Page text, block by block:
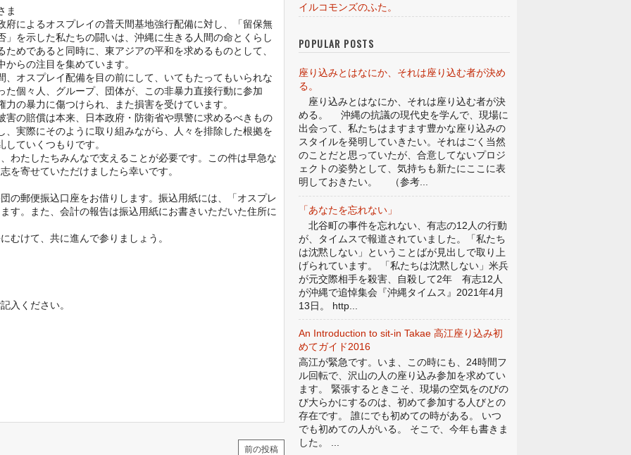
ま
府によるオスプレイの普天間基地強行配備に対し、「留保無
」を示した私たちの闘いは、沖縄に生きる人間の命とくらし
ためであると同時に、東アジアの平和を求めるものとして、
からの注目を集めています。
、オスプレイ配備を目の前にして、いてもたってもいられな
た個々人、グループ、団体が、この非暴力直接行動に参加
力の暴力に傷つけられ、また損害を受けています。
害の賠償は本来、日本政府・防衛省や県警に求めるべきもの
、実際にそのように取り組みながら、人々を排除した根拠を
していくつもりです。
わたしたちみんなで支えることが必要です。この件は早急な
を寄せていただけましたら幸いです。
の郵便振込口座をお借りします。振込用紙には、「オスプレ
す。また、会計の報告は振込用紙にお書きいただいた住所に
むけて、共に進んで参りましょう。
入ください。
前の投稿
イルコモンズのふた。
POPULAR POSTS
座り込みとはなにか、それは座り込む者が決め
る。
座り込みとはなにか、それは座り込む者が決
める。 沖縄の抗議の現代史を学んで、現場に
出会って、私たちはますます豊かな座り込みの
スタイルを発明していきたい。それはごく当然
のことだと思っていたが、合意してないプロジ
ェクトの姿勢として、気持ちも新たにここに表
明しておきたい。 （参考...
「あなたを忘れない」
北谷町の事件を忘れない、有志の12人の行動
が、タイムスで報道されていました。「私たち
は沈黙しない」ということばが見出しで取り上
げられています。 「私たちは沈黙しない」米兵
が元交際相手を殺害、自殺して2年 有志12人
が沖縄で追悼集会『沖縄タイムス』2021年4月
13日。 http...
An Introduction to sit-in Takae 高江座り込み初
めてガイド2016
高江が緊急です。いま、この時にも、24時間フ
ル回転で、沢山の人の座り込み参加を求めてい
ます。 緊張するときこそ、現場の空気をのびの
び大らかにするのは、初めて参加する人びとの
存在です。 誰にでも初めての時がある。 いつ
でも初めての人がいる。 そこで、今年も書きま
した。 ...